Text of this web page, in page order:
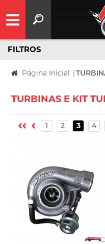
Página Inicial |
FILTROS
TURBINAS E KIT
1 2 3 4